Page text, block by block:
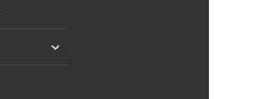
раскрыть